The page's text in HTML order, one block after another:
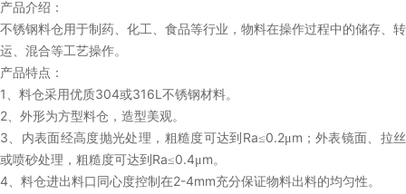
产品介绍：
不锈钢料仓用于制药、化工、食品等行业，物料在操作过程中的储存、转
运、混合等工艺操作。
产品特点：
1 、料仓采用优质304或316L 不锈钢材料。
2、外形为方型料仓，造型美观。
3、内表面经高度抛光处理，粗糙度可达到 Ra≤0.2μm ；外表镜面、拉丝
或喷砂处理，粗糙度可达到 Ra≤0.4μm。
4、料仓进出料口同心度控制在2-4mm充分保证物料出料的均匀性。